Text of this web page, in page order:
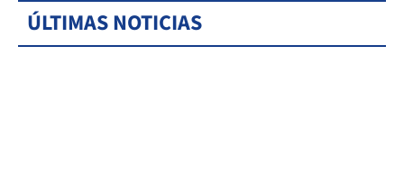
ÚLTIMAS NOTICIAS